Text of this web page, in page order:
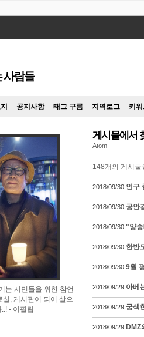
사람들
공지사항 태그 구름 지역로그 키
게시물에서
Atom
148개의 게시물
2018/09/30 인구
2018/09/30 공안
2018/09/30 "양승
2018/09/30 한반
2018/09/30 9월
2018/09/29 아베
2018/09/29 궁색
2018/09/29 DMZ
는 시민들을 위한 참언
실, 게시판이 되어 살으
..!
이필립